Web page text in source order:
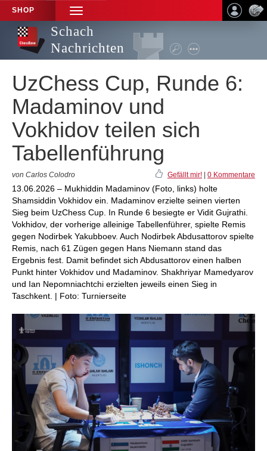
SHOP
TOGGLE
NAVIGATION
Schach
Nachrichten
UzChess Cup, Runde 6:
Madaminov und
Vokhidov teilen sich
Tabellenführung
von Carlos Colodro Gefällt mir! 0 Kommentare
13.06.2026 – Mukhiddin Madaminov (Foto, links) holte
Shamsiddin Vokhidov ein. Madaminov erzielte seinen vierten
Sieg beim UzChess Cup. In Runde 6 besiegte er Vidit Gujrathi.
Vokhidov, der vorherige alleinige Tabellenführer, spielte Remis
gegen Nodirbek Yakubboev. Auch Nodirbek Abdusattorov spielte
Remis, nach 61 Zügen gegen Hans Niemann stand das
Ergebnis fest. Damit befindet sich Abdusattorov einen halben
Punkt hinter Vokhidov und Madaminov. Shakhriyar Mamedyarov
und Ian Nepomniachtchi erzielten jeweils einen Sieg in
Taschkent. | Foto: Turnierseite